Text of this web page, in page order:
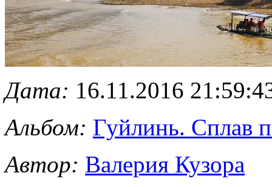
Дата: 16.11.2016
Альбом: Гуйлинь. Сплав
Автор: Валерия Кузора